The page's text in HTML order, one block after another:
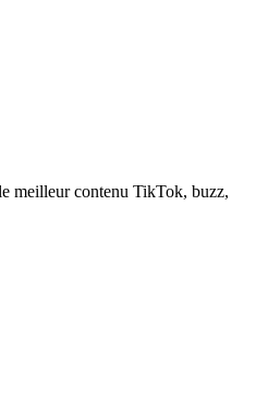
meilleur contenu TikTok, buzz,